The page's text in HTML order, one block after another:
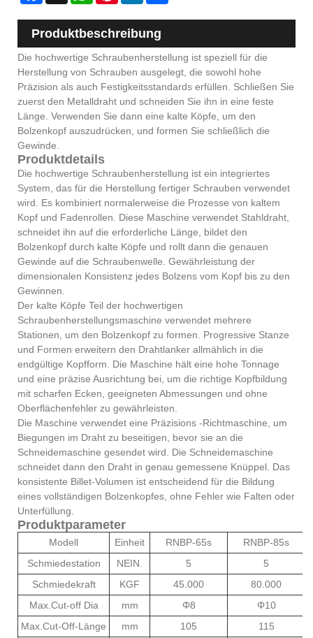
Produktbeschreibung
Die hochwertige Schraubenherstellung ist speziell für die
Herstellung von Schrauben ausgelegt, die sowohl hohe
Präzision als auch Festigkeitsstandards erfüllen. Schließen Sie
zuerst den Metalldraht und schneiden Sie ihn in eine feste
Länge. Verwenden Sie dann eine kalte Köpfe, um den
Bolzenkopf auszudrücken, und formen Sie schließlich die
Gewinde.
Produktdetails
Die hochwertige Schraubenherstellung ist ein integriertes
System, das für die Herstellung fertiger Schrauben verwendet
wird. Es kombiniert normalerweise die Prozesse von kaltem
Kopf und Fadenrollen. Diese Maschine verwendet Stahldraht,
schneidet ihn auf die erforderliche Länge, bildet den
Bolzenkopf durch kalte Köpfe und rollt dann die genauen
Gewinde auf die Schraubenwelle. Gewährleistung der
dimensionalen Konsistenz jedes Bolzens vom Kopf bis zu den
Gewinnen.
Der kalte Köpfe Teil der hochwertigen
Schraubenherstellungsmaschine verwendet mehrere
Stationen, um den Bolzenkopf zu formen. Progressive Stanze
und Formen erweitern den Drahtlanker allmählich in die
endgültige Kopfform. Die Maschine hält eine hohe Tonnage
und eine präzise Ausrichtung bei, um die richtige Kopfbildung
mit scharfen Ecken, geeigneten Abmessungen und ohne
Oberflächenfehler zu gewährleisten.
Die Maschine verwendet eine Präzisions -Richtmaschine, um
Biegungen im Draht zu beseitigen, bevor sie an die
Schneidemaschine gesendet wird. Die Schneidemaschine
schneidet dann den Draht in genau gemessene Knüppel. Das
konsistente Billet-Volumen ist entscheidend für die Bildung
eines vollständigen Bolzenkopfes, ohne Fehler wie Falten oder
Unterfüllung.
Produktparameter
Modell Einheit RNBP-65s
RNBP-85s
Schmiedestation
NEIN. 5
5
Schmiedekraft
KGF 45.000
80.000
Max.Cut-off Dia
mm Φ8
Φ10
Max.Cut-Off-Länge
mm 105
115